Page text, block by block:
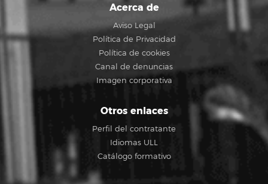
Acerca de
Aviso Legal
Política de Privacidad
Política de cookies
Canal de denuncias
Imagen corporativa
Otros enlaces
Perfil del contratante
Idiomas ULL
Catálogo formativo